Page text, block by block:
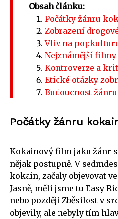
Obsah článku:
Počátky žánru
Zobrazení
Vliv na
Nejznámější
Kontroverze a
Etické otázky
Budoucnost žánru
Počátky žánru
Kokainový film jako žánr
nějak postupně. V
kokain, začaly objevovat
Jasně, měli jsme tu Easy
nebo později Zběsilost v
objevily, ale nebyly tím